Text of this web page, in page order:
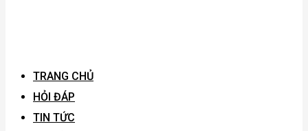
TRANG CHỦ
HỎI ĐÁP
TIN TỨC